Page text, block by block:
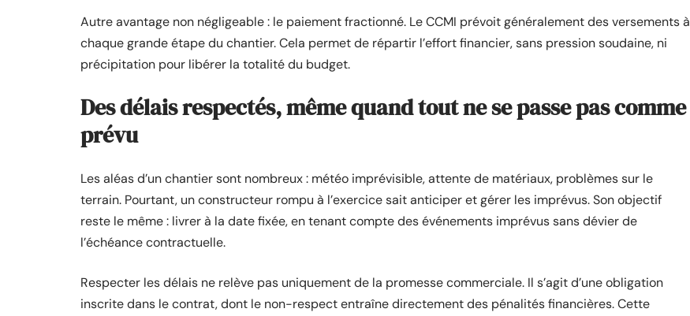
Autre avantage non négligeable : le paiement fractionné. Le CCMI prévoit généralement des versements à
chaque grande étape du chantier. Cela permet de répartir l’effort financier, sans pression soudaine, ni
précipitation pour libérer la totalité du budget.
Des délais respectés, même quand tout ne se passe pas comme
prévu
Les aléas d’un chantier sont nombreux : météo imprévisible, attente de matériaux, problèmes sur le
terrain. Pourtant, un constructeur rompu à l’exercice sait anticiper et gérer les imprévus. Son objectif
reste le même : livrer à la date fixée, en tenant compte des événements imprévus sans dévier de
l’échéance contractuelle.
Respecter les délais ne relève pas uniquement de la promesse commerciale. Il s’agit d’une obligation
inscrite dans le contrat, dont le non-respect entraîne directement des pénalités financières. Cette